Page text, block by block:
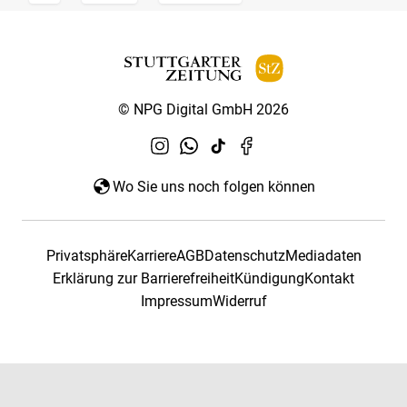
© NPG Digital GmbH 2026
Wo Sie uns noch folgen können
PrivatsphäreKarriereAGBDatenschutzMediadaten
Erklärung zur BarrierefreiheitKündigungKontakt
ImpressumWiderruf